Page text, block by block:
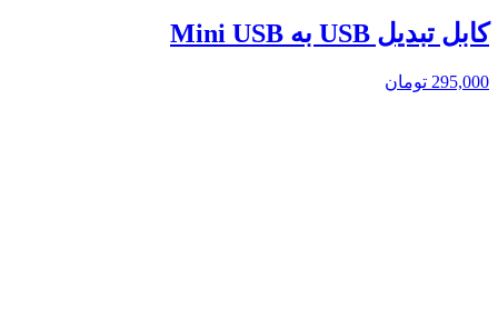
کابل تبدیل USB به Mini USB
295,000 تومان